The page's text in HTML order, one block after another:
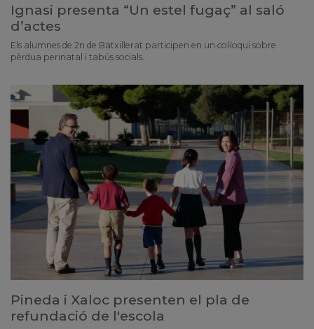
Ignasi presenta “Un estel fugaç” al saló
d’actes
Els alumnes de 2n de Batxillerat participen en un col·loqui sobre
pèrdua perinatal i tabús socials.
Pineda i Xaloc presenten el pla de
refundació de l'escola